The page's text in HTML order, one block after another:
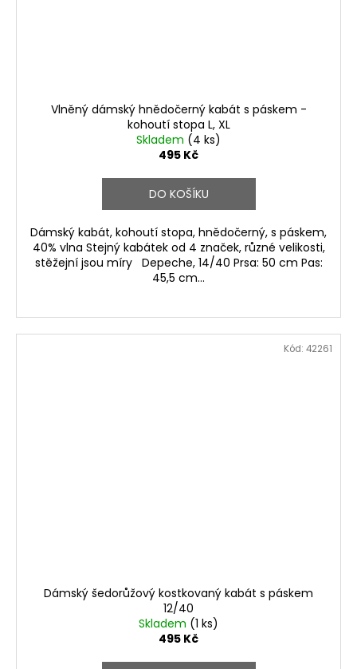
Vlněný dámský hnědočerný kabát s páskem -
kohoutí stopa L, XL
Skladem (4 ks)
495 Kč
DO KOŠÍKU
Dámský kabát, kohoutí stopa, hnědočerný, s páskem,
40% vlna Stejný kabátek od 4 značek, různé velikosti,
stěžejní jsou míry Depeche, 14/40 Prsa: 50 cm Pas:
45,5 cm...
Dámský šedorůžový kostkovaný kabát s páskem
12/40
Skladem (1 ks)
495 Kč
Kód: 42261